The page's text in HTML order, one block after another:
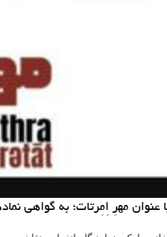
به گواهی نمادهای کهن عصر جمعه 18 مهر در